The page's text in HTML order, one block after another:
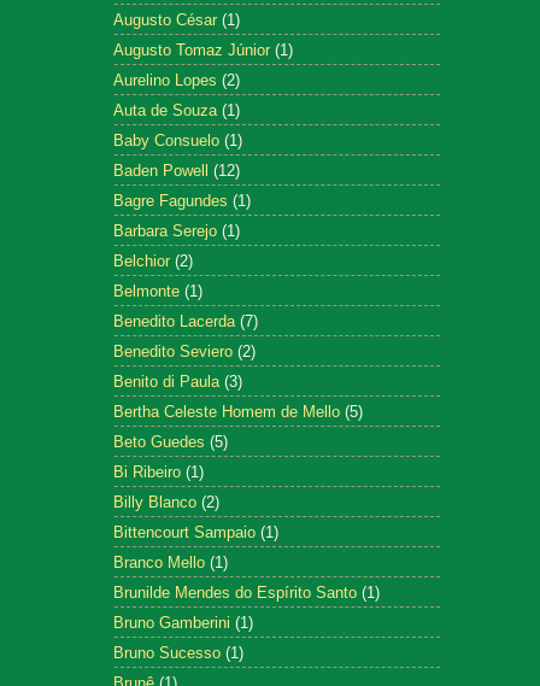
Augusto César (1)
Augusto Tomaz Júnior (1)
Aurelino Lopes (2)
Auta de Souza (1)
Baby Consuelo (1)
Baden Powell (12)
Bagre Fagundes (1)
Barbara Serejo (1)
Belchior (2)
Belmonte (1)
Benedito Lacerda (7)
Benedito Seviero (2)
Benito di Paula (3)
Bertha Celeste Homem de Mello (5)
Beto Guedes (5)
Bi Ribeiro (1)
Billy Blanco (2)
Bittencourt Sampaio (1)
Branco Mello (1)
Brunilde Mendes do Espírito Santo (1)
Bruno Gamberini (1)
Bruno Sucesso (1)